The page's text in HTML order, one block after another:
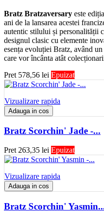
Bratz Bratzaversary este
ani de la lansarea acestei
autentic stilului și personalității
designul clasic cu elemente
esența evoluției Bratz, având
care vor încânta atât
Pret 578,56 lei Epuizat
Vizualizare rapida
Adauga in cos
Bratz Scorchin' Jade -...
Pret 263,35 lei Epuizat
Vizualizare rapida
Adauga in cos
Bratz Scorchin'